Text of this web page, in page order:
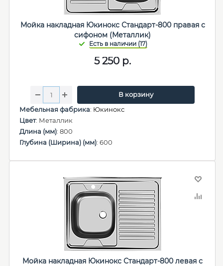
Мойка накладная Юкинокс Стандарт-800 правая с
сифоном (Металлик)
5 250 р.
В корзину
Мебельная фабрика: Юкинокс
Цвет: Металлик
Длина (мм): 800
Глубина (Ширина) (мм): 600
Мойка накладная Юкинокс Стандарт-800 левая с